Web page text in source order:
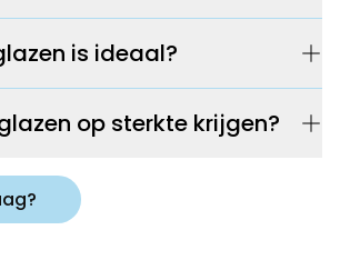
is ideaal?
op sterkte krijgen?